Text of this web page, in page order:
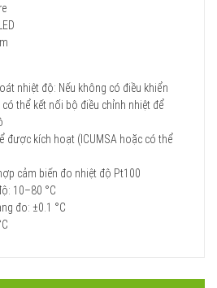
nhiệt độ: Nếu không có điều khiển
thể kết nối bộ điều chỉnh nhiệt để
được kích hoạt (ICUMSA hoặc có thể
cảm biến đo nhiệt độ Pt100
10–80 °C
đo: ±0.1 °C